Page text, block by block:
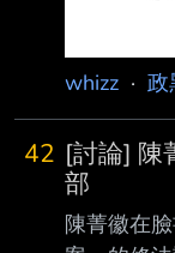
whizz · 政
42 [討論] 陳
部
陳菁徽在